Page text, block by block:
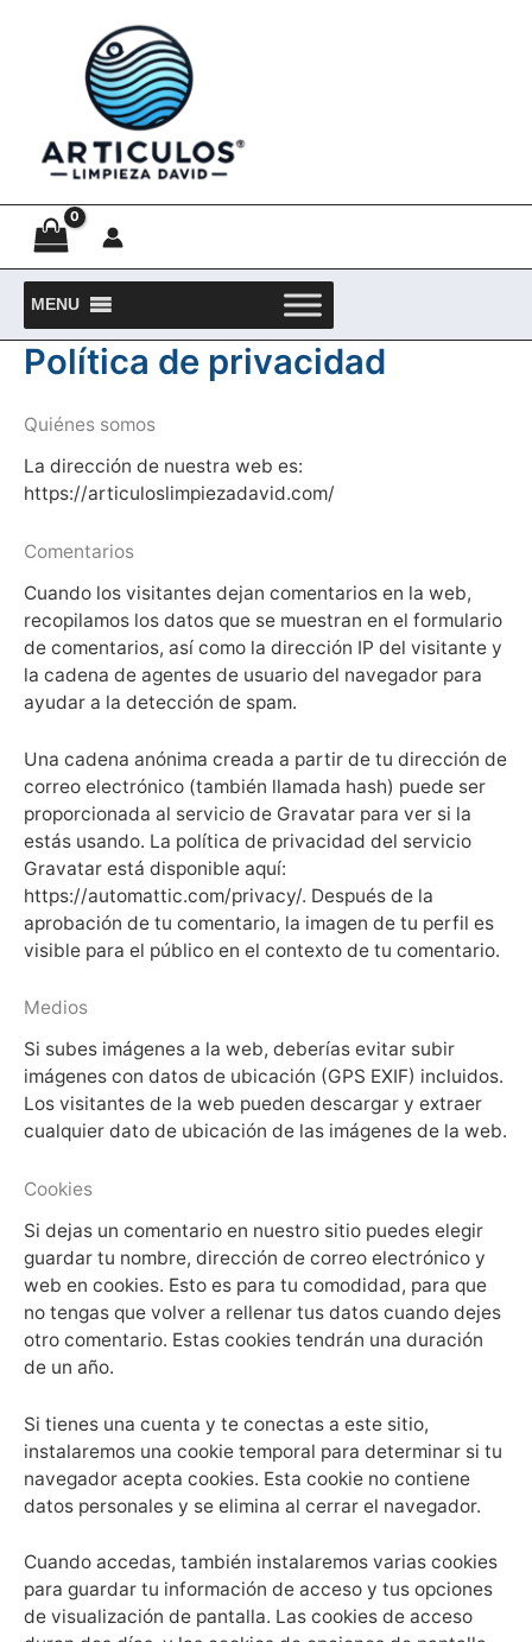
contenido
MENU
Política de privacidad
Quiénes somos
La dirección de nuestra web es:
https://articuloslimpiezadavid.com/
Comentarios
Cuando los visitantes dejan comentarios en la web,
recopilamos los datos que se muestran en el formulario
de comentarios, así como la dirección IP del visitante y
la cadena de agentes de usuario del navegador para
ayudar a la detección de spam.
Una cadena anónima creada a partir de tu dirección de
correo electrónico (también llamada hash) puede ser
proporcionada al servicio de Gravatar para ver si la
estás usando. La política de privacidad del servicio
Gravatar está disponible aquí:
https://automattic.com/privacy/. Después de la
aprobación de tu comentario, la imagen de tu perfil es
visible para el público en el contexto de tu comentario.
Medios
Si subes imágenes a la web, deberías evitar subir
imágenes con datos de ubicación (GPS EXIF) incluidos.
Los visitantes de la web pueden descargar y extraer
cualquier dato de ubicación de las imágenes de la web.
Cookies
Si dejas un comentario en nuestro sitio puedes elegir
guardar tu nombre, dirección de correo electrónico y
web en cookies. Esto es para tu comodidad, para que
no tengas que volver a rellenar tus datos cuando dejes
otro comentario. Estas cookies tendrán una duración
de un año.
Si tienes una cuenta y te conectas a este sitio,
instalaremos una cookie temporal para determinar si tu
navegador acepta cookies. Esta cookie no contiene
datos personales y se elimina al cerrar el navegador.
Cuando accedas, también instalaremos varias cookies
para guardar tu información de acceso y tus opciones
de visualización de pantalla. Las cookies de acceso